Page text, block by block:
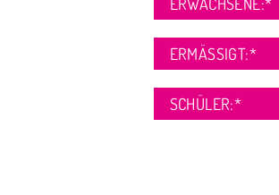
ERMÄSSIGT: *
SCHÜLER:*